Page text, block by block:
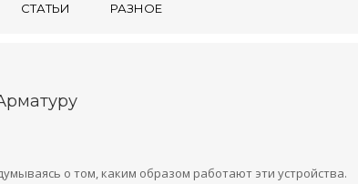
СТАТЬИ РАЗНОЕ
о том, каким образом работают эти устройства.